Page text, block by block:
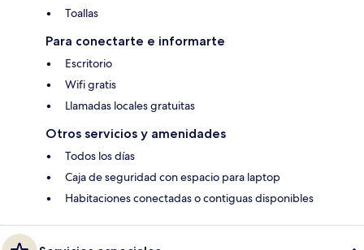
Toallas
Para conectarte e informarte
Escritorio
Wifi gratis
Llamadas locales gratuitas
Otros servicios y amenidades
Todos los días
Caja de seguridad con espacio para laptop
Habitaciones conectadas o contiguas disponibles